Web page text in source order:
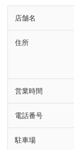
店舗名
住所
営業時間
電話番号
駐車場